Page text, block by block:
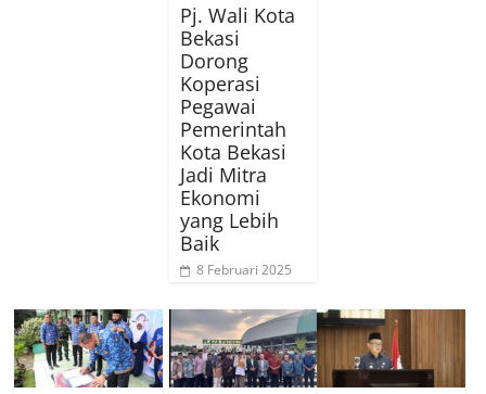
Pj. Wali Kota
Bekasi
Dorong
Koperasi
Pegawai
Pemerintah
Kota Bekasi
Jadi Mitra
Ekonomi
yang Lebih
Baik
8 Februari 2025